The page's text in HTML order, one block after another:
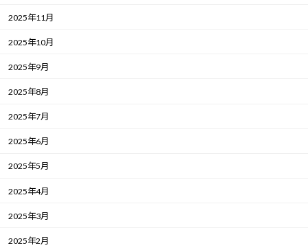
2025年11月
2025年10月
2025年9月
2025年8月
2025年7月
2025年6月
2025年5月
2025年4月
2025年3月
2025年2月